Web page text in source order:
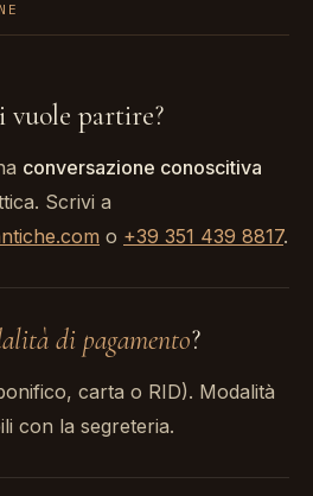
vuole partire?
conversazione conoscitiva
Scrivi a
o +39 351 439 8817.
di pagamento?
carta o RID). Modalità
con la segreteria.